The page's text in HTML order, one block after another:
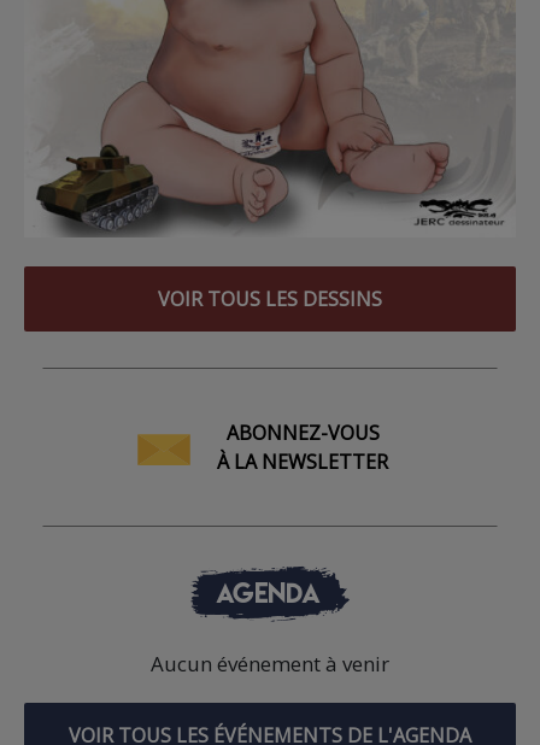
VOIR TOUS LES DESSINS
ABONNEZ-VOUS
À LA NEWSLETTER
AGENDA
Aucun événement à venir
VOIR TOUS LES ÉVÉNEMENTS DE L'AGENDA